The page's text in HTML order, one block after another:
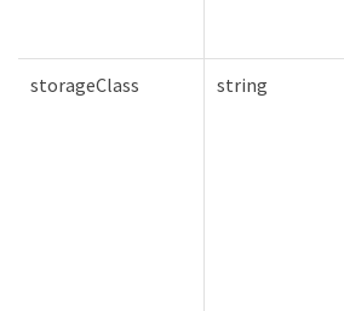
storageClass string